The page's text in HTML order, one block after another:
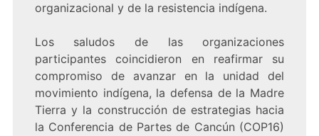
organizacional y de la resistencia indígena.
Los saludos de las organizaciones
participantes coincidieron en reafirmar su
compromiso de avanzar en la unidad del
movimiento indígena, la defensa de la Madre
Tierra y la construcción de estrategias hacia
la Conferencia de Partes de Cancún (COP16)